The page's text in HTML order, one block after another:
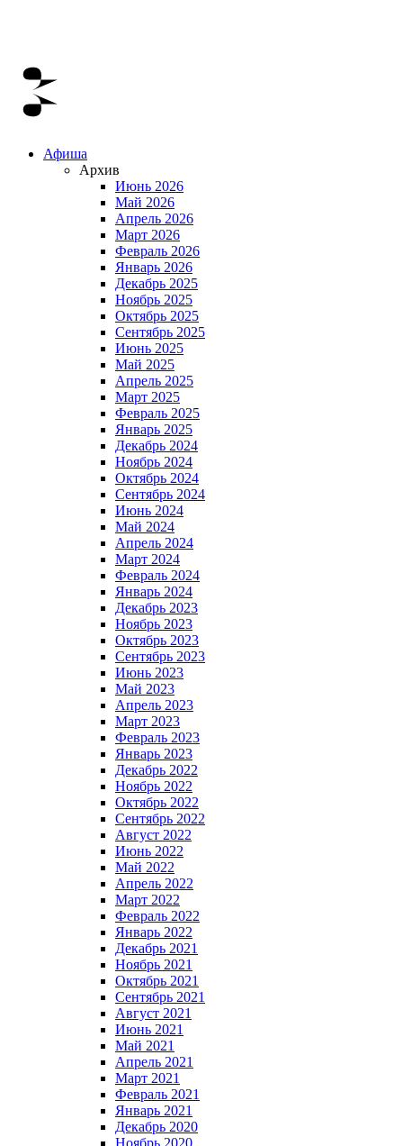
Афиша
Архив
Июнь 2026
Май 2026
Апрель 2026
Март 2026
Февраль 2026
Январь 2026
Декабрь 2025
Ноябрь 2025
Октябрь 2025
Сентябрь 2025
Июнь 2025
Май 2025
Апрель 2025
Март 2025
Февраль 2025
Январь 2025
Декабрь 2024
Ноябрь 2024
Октябрь 2024
Сентябрь 2024
Июнь 2024
Май 2024
Апрель 2024
Март 2024
Февраль 2024
Январь 2024
Декабрь 2023
Ноябрь 2023
Октябрь 2023
Сентябрь 2023
Июнь 2023
Май 2023
Апрель 2023
Март 2023
Февраль 2023
Январь 2023
Декабрь 2022
Ноябрь 2022
Октябрь 2022
Сентябрь 2022
Август 2022
Июнь 2022
Май 2022
Апрель 2022
Март 2022
Февраль 2022
Январь 2022
Декабрь 2021
Ноябрь 2021
Октябрь 2021
Сентябрь 2021
Август 2021
Июнь 2021
Май 2021
Апрель 2021
Март 2021
Февраль 2021
Январь 2021
Декабрь 2020
Ноябрь 2020